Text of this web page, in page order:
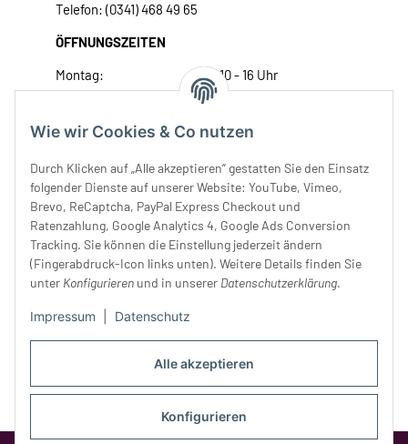
Alle akzeptieren
Konfigurieren
Wie wir Cookies & Co nutzen
Durch Klicken auf „Alle akzeptieren“ gestatten Sie den Einsatz
folgender Dienste auf unserer Website: YouTube, Vimeo,
Brevo, ReCaptcha, PayPal Express Checkout und
Ratenzahlung, Google Analytics 4, Google Ads Conversion
Tracking. Sie können die Einstellung jederzeit ändern
(Fingerabdruck-Icon links unten). Weitere Details finden Sie
unter Konfigurieren und in unserer Datenschutzerklärung.
Impressum Datenschutz
Telefon: (0341) 468 49 65
ÖFFNUNGSZEITEN
Montag:
10 - 16 Uhr
Dienstag:
10 - 16 Uhr
Donnerstag:
10 - 18 Uhr
Samstag:
10 - 14 Uhr
Unser Service
Rechtliches